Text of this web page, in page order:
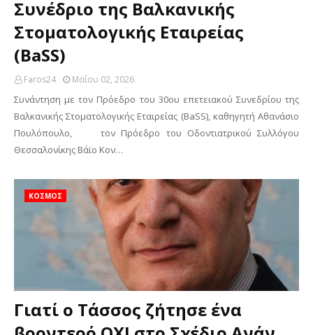
Συνέδριο της Βαλκανικής
Στοματολογικής Εταιρείας
(BaSS)
Faros24 Μαΐου 02, 2026
Συνάντηση με τον Πρόεδρο του 30ου επετειακού Συνεδρίου της
Βαλκανικής Στοματολογικής Εταιρείας (BaSS), καθηγητή Αθανάσιο
Πουλόπουλο, τον Πρόεδρο του Οδοντιατρικού Συλλόγου
Θεσσαλονίκης Βάϊο Κον…
ΚΟΣΜΟΣ
Γιατί ο Τάσσος ζήτησε ένα